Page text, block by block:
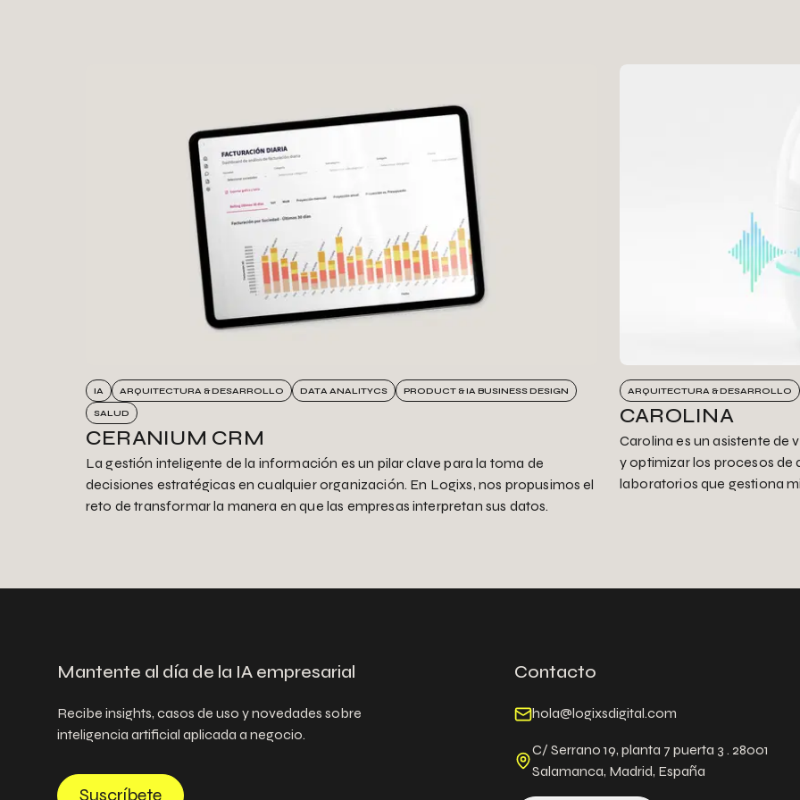
IA ARQUITECTURA & DESARROLLO DATA ANALITYCS
PRODUCT & IA BUSINESS DESIGN
SALUD
CERANIUM CRM
La gestión inteligente de la información es un pilar clave para la toma de
decisiones estratégicas en cualquier organización. En Logixs, nos propusimos el
reto de transformar la manera en que las empresas interpretan sus datos.
ARQUITECTURA & DESARROLLO
CAROLINA
Carolina es un asistente de
y optimizar los procesos de
laboratorios que gestiona
Mantente al día de la IA empresarial
Recibe insights, casos de uso y novedades sobre
inteligencia artificial aplicada a negocio.
Suscríbete
Contacto
hola@logixsdigital.com
C/ Serrano 19, planta 7 puerta 3 . 28001
Salamanca, Madrid, España